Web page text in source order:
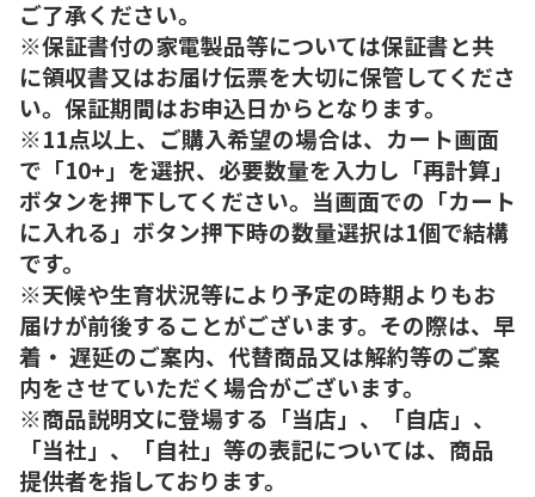
ご了承ください。
※保証書付の家電製品等については保証書と共
に領収書又はお届け伝票を大切に保管してくださ
い。保証期間はお申込日からとなります。
※11点以上、ご購入希望の場合は、カート画面
で「10+」を選択、必要数量を入力し「再計算」
ボタンを押下してください。当画面での「カート
に入れる」ボタン押下時の数量選択は1個で結構
です。
※天候や生育状況等により予定の時期よりもお
届けが前後することがございます。その際は、早
着・ 遅延のご案内、代替商品又は解約等のご案
内をさせていただく場合がございます。
※商品説明文に登場する「当店」、「自店」、
「当社」、「自社」等の表記については、商品
提供者を指しております。